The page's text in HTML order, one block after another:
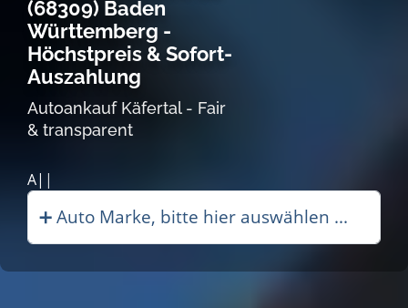
(68309) Baden
Württemberg -
Höchstpreis & Sofort-
Auszahlung
Autoankauf Käfertal - Fair
& transparent
Autoankauf in Käf|